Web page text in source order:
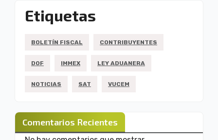
Etiquetas
BOLETÍN FISCAL CONTRIBUYENTES
DOF IMMEX LEY ADUANERA
NOTICIAS SAT VUCEM
Comentarios Recientes